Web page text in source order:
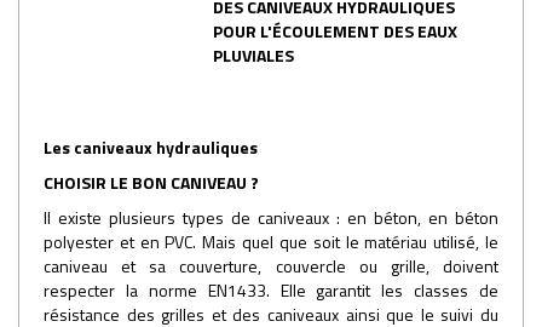
DES CANIVEAUX HYDRAULIQUES
POUR L'ÉCOULEMENT DES EAUX
PLUVIALES
Les caniveaux hydrauliques
CHOISIR LE BON CANIVEAU ?
Il existe plusieurs types de caniveaux : en béton, en béton
polyester et en PVC. Mais quel que soit le matériau utilisé, le
caniveau et sa couverture, couvercle ou grille, doivent
respecter la norme EN1433. Elle garantit les classes de
résistance des grilles et des caniveaux ainsi que le suivi du